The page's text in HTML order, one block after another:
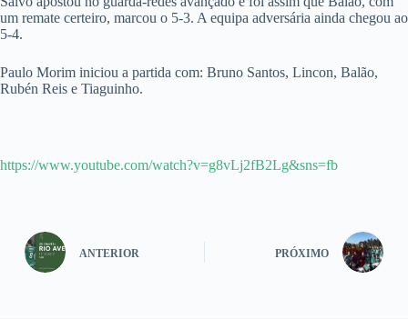
um remate certeiro, marcou o 5-3. A equipa adversária ainda chegou ao
5-4.
Paulo Morim iniciou a partida com: Bruno Santos, Lincon, Balão,
Rubén Reis e Tiaguinho.
https://www.youtube.com/watch?v=g8vLj2fB2Lg&sns=fb
ANTERIOR PRÓXIMO